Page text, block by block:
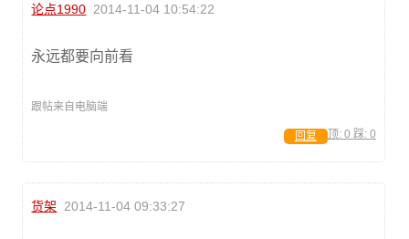
论点1990 2014-11-04 10:54:22
永远都要向前看
跟帖来自电脑端
顶: 0 踩: 0
回复
货架 2014-11-04 09:33:27